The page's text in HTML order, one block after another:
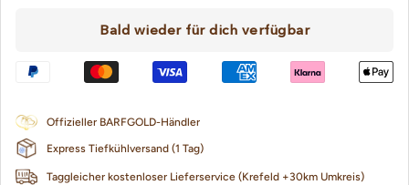
Bald wieder für dich verfügbar
Offizieller BARFGOLD-Händler
Express Tiefkühlversand (1 Tag)
Taggleicher kostenloser Lieferservice (Krefeld +30km Umkreis)